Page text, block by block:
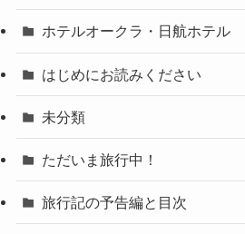
ホテルオークラ・日航ホテル
はじめにお読みください
未分類
ただいま旅行中！
旅行記の予告編と目次